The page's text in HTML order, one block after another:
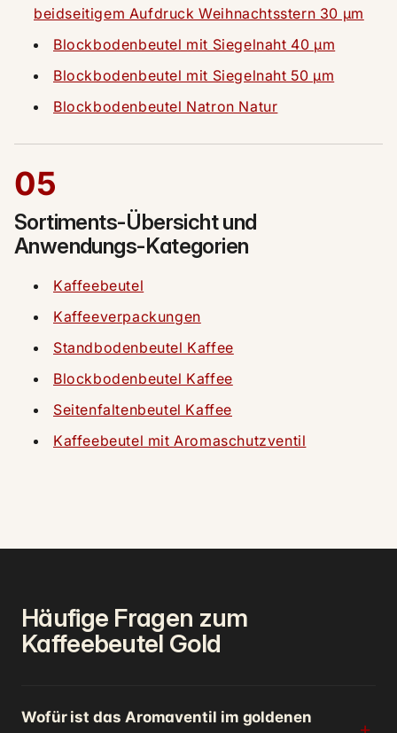
beidseitigem Aufdruck Weihnachtsstern 30 µm
Blockbodenbeutel mit Siegelnaht 40 µm
Blockbodenbeutel mit Siegelnaht 50 µm
Blockbodenbeutel Natron Natur
05
Sortiments-Übersicht und
Anwendungs-Kategorien
Kaffeebeutel
Kaffeeverpackungen
Standbodenbeutel Kaffee
Blockbodenbeutel Kaffee
Seitenfaltenbeutel Kaffee
Kaffeebeutel mit Aromaschutzventil
Häufige Fragen zum
Kaffeebeutel Gold
Wofür ist das Aromaventil im goldenen